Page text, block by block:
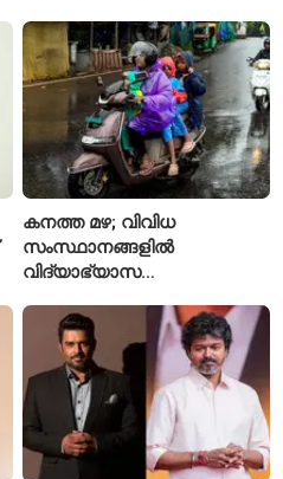
കനത്ത മഴ; വിവിധ
സംസ്ഥാനങ്ങളിൽ
വിദ്യാഭ്യാസ
പ്രഖ്യാപിച്ചു